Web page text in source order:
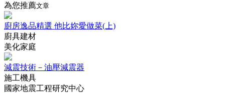
為您推薦文章
廚房逸品精選 他比妳愛做菜(上)
廚具建材
美化家庭
減震技術－油壓減震器
施工機具
國家地震工程研究中心